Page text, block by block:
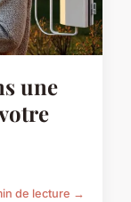
une
de lecture →